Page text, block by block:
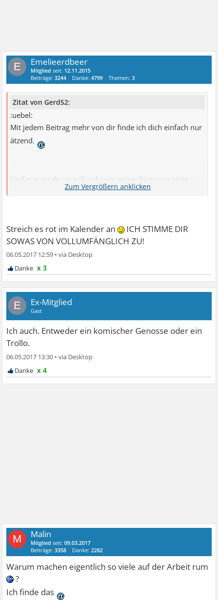
E Emelieerdbeer
Mitglied seit: 12.11.2015
Beiträge:3244 Danke:4799 Themen:3
Zitat von Gerd52:
:uebel:
Mit jedem Beitrag mehr von dir finde ich dich einfach nur
ätzend.
Und nun zu dir, er will sich von seiner Partnerin nicht
trennen, zeige Rückgrat und vernichte nicht eine Familie,
Streich es rot im Kalender an
ICH STIMME DIR
SOWAS VON VOLLUMFÄNGLICH ZU!
06.05.2017 12:59 •
x 3
E Ex-Mitglied
Gast
Ich auch. Entweder ein komischer Genosse oder ein
Trollo.
06.05.2017 13:30 •
x 4
M Malin
Mitglied seit:09.03.2017
Beiträge:3358 Danke:2282
Warum machen eigentlich so viele auf der Arbeit rum
?
Ich finde das